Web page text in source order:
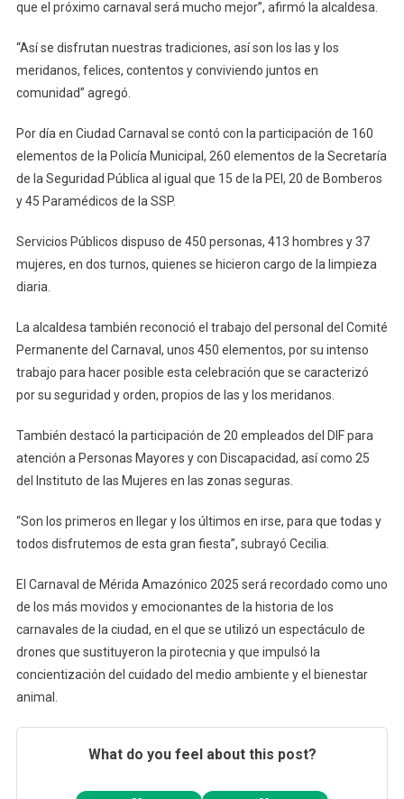
que el próximo carnaval será mucho mejor”, afirmó la alcaldesa.
“Así se disfrutan nuestras tradiciones, así son los las y los
meridanos, felices, contentos y conviviendo juntos en
comunidad” agregó.
Por día en Ciudad Carnaval se contó con la participación de 160
elementos de la Policía Municipal, 260 elementos de la Secretaría
de la Seguridad Pública al igual que 15 de la PEI, 20 de Bomberos
y 45 Paramédicos de la SSP.
Servicios Públicos dispuso de 450 personas, 413 hombres y 37
mujeres, en dos turnos, quienes se hicieron cargo de la limpieza
diaria.
La alcaldesa también reconoció el trabajo del personal del Comité
Permanente del Carnaval, unos 450 elementos, por su intenso
trabajo para hacer posible esta celebración que se caracterizó
por su seguridad y orden, propios de las y los meridanos.
También destacó la participación de 20 empleados del DIF para
atención a Personas Mayores y con Discapacidad, así como 25
del Instituto de las Mujeres en las zonas seguras.
“Son los primeros en llegar y los últimos en irse, para que todas y
todos disfrutemos de esta gran fiesta”, subrayó Cecilia.
El Carnaval de Mérida Amazónico 2025 será recordado como uno
de los más movidos y emocionantes de la historia de los
carnavales de la ciudad, en el que se utilizó un espectáculo de
drones que sustituyeron la pirotecnia y que impulsó la
concientización del cuidado del medio ambiente y el bienestar
animal.
What do you feel about this post?